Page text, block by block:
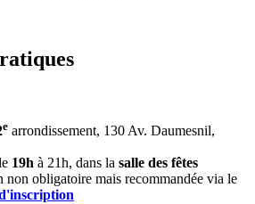
e arrondissement, 130 Av. Daumesnil,
19h à 21h, dans la salle des fêtes
obligatoire mais recommandée via le